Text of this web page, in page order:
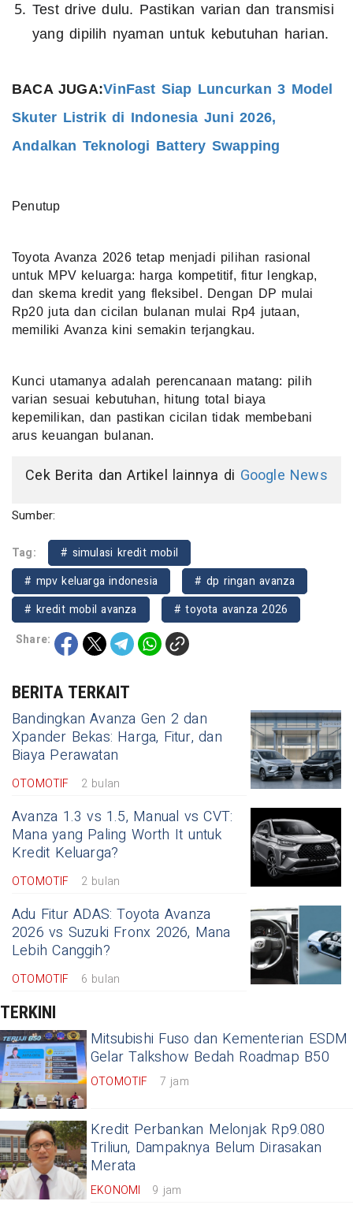
Test drive dulu. Pastikan varian dan transmisi
yang dipilih nyaman untuk kebutuhan harian.
BACA JUGA:VinFast Siap Luncurkan 3 Model
Skuter Listrik di Indonesia Juni 2026,
Andalkan Teknologi Battery Swapping
Penutup
Toyota Avanza 2026 tetap menjadi pilihan rasional
untuk MPV keluarga: harga kompetitif, fitur lengkap,
dan skema kredit yang fleksibel. Dengan DP mulai
Rp20 juta dan cicilan bulanan mulai Rp4 jutaan,
memiliki Avanza kini semakin terjangkau.
Kunci utamanya adalah perencanaan matang: pilih
varian sesuai kebutuhan, hitung total biaya
kepemilikan, dan pastikan cicilan tidak membebani
arus keuangan bulanan.
Cek Berita dan Artikel lainnya di Google News
Sumber:
Tag:
# simulasi kredit mobil
# mpv keluarga indonesia
# dp ringan avanza
# kredit mobil avanza
# toyota avanza 2026
Share:
BERITA TERKAIT
Bandingkan Avanza Gen 2 dan
Xpander Bekas: Harga, Fitur, dan
Biaya Perawatan
OTOMOTIF 2 bulan
Avanza 1.3 vs 1.5, Manual vs CVT:
Mana yang Paling Worth It untuk
Kredit Keluarga?
OTOMOTIF 2 bulan
Adu Fitur ADAS: Toyota Avanza
2026 vs Suzuki Fronx 2026, Mana
Lebih Canggih?
OTOMOTIF 6 bulan
TERKINI
Mitsubishi Fuso dan Kementerian ESDM
Gelar Talkshow Bedah Roadmap B50
OTOMOTIF 7 jam
Kredit Perbankan Melonjak Rp9.080
Triliun, Dampaknya Belum Dirasakan
Merata
EKONOMI 9 jam